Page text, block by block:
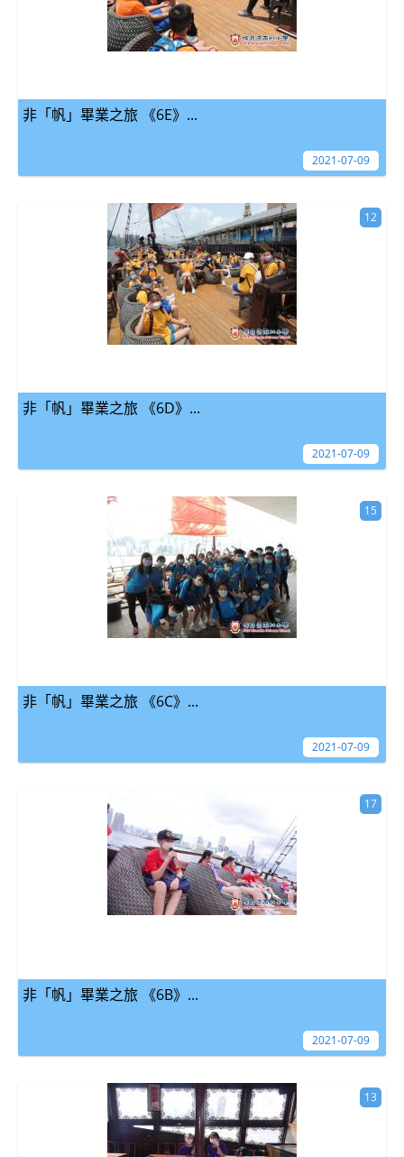
非「帆」畢業之旅 《6E》...
2021-07-09
非「帆」畢業之旅 《6D》...
12
2021-07-09
非「帆」畢業之旅 《6C》...
15
2021-07-09
非「帆」畢業之旅 《6B》...
17
2021-07-09
13